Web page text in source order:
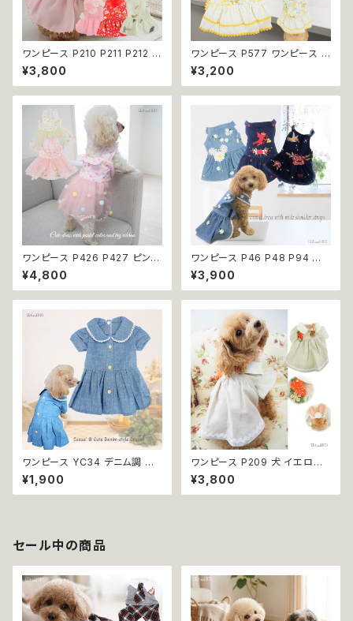
ワンピース P210 P211 P212 犬
イエロー ピンク ホワイト レッド
レモン 蝶 フラワー 猫 ペット 服
犬服 犬の服 犬洋服 犬の洋服
洋服 dog ドッグウェア ドッグウ
エア 女の子 小型犬 おしゃれ か
わいい 可愛い 透け感 コットン
返品交換不可
¥3,800
ワンピース P577 ワンピース ド
レス ハンドメイド 花 スカート ト
ップス ティアードスカート 春 夏
パピー 小型犬 犬 猫 ペット 服
ウェア おしゃれ かわいい お出
かけ 返品交換不可
¥3,200
ワンピース P426 P427 ピンク
ホワイト ハンドメイド ビーズ 揺
れる リボン レース ドッグウェア
春夏 ドッグウエア ドッグ ウェア
プル 犬洋服 猫洋服 春 夏 洋服
女の子 男の子 小型 おしゃれ か
わいい 送料無料 返品交換不可
¥4,800
ワンピース P46 P48 P94 犬
服 フラワー デニム調 トップス ナ
チュラル ハンドメイド ブルー 青
花 パール風 ビーズ ドッグ ウェ
服 犬の服 犬洋服 洋服 女の子
小型 小型犬 猫 おしゃれ かわい
い 返品交換不可
¥3,900
ワンピース YC34 デニム調 紺
レース シンプル 女の子 春 夏
犬 犬服 小型 猫 服 洋服 ペット
dog ドッグウェア おしゃれ かわ
¥1,900
ワンピース P209 犬 イエロー
ナチュラル 猫 ペット 服 犬服 犬
の服 犬洋服 犬の洋服 洋服 猫
服 猫の服 猫洋服 猫の洋服 do
¥3,800
セール中の商品